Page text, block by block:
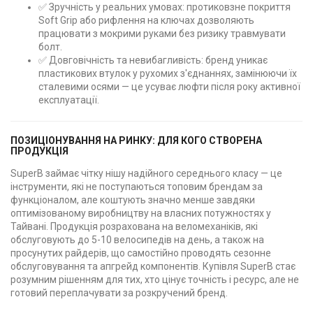
✅ Зручність у реальних умовах: протиковзне покриття
Soft Grip або рифлення на ключах дозволяють
працювати з мокрими руками без ризику травмувати
болт.
✅ Довговічність та невибагливість: бренд уникає
пластикових втулок у рухомих з'єднаннях, замінюючи їх
сталевими осями — це усуває люфти після року активної
експлуатації.
ПОЗИЦІОНУВАННЯ НА РИНКУ: ДЛЯ КОГО СТВОРЕНА
ПРОДУКЦІЯ
SuperB займає чітку нішу надійного середнього класу — це
інструменти, які не поступаються топовим брендам за
функціоналом, але коштують значно менше завдяки
оптимізованому виробництву на власних потужностях у
Тайвані. Продукція розрахована на веломеханіків, які
обслуговують до 5-10 велосипедів на день, а також на
просунутих райдерів, що самостійно проводять сезонне
обслуговування та апгрейд компонентів. Купівля SuperB стає
розумним рішенням для тих, хто цінує точність і ресурс, але не
готовий переплачувати за розкручений бренд.